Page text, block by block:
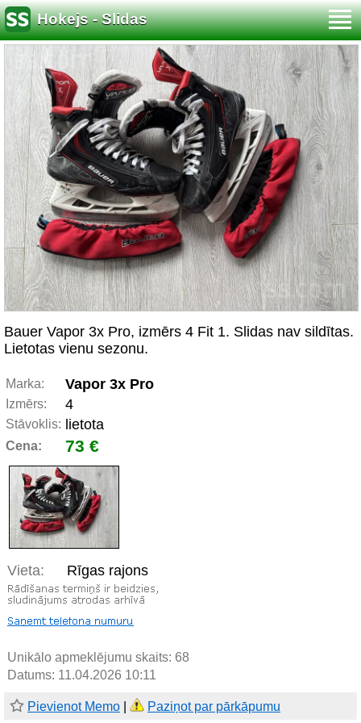
Hokejs - Slidas
Bauer Vapor 3x Pro, izmērs 4 Fit 1. Slidas nav sildītas.
Lietotas vienu sezonu.
Marka: Vapor 3x Pro
Izmērs: 4
Stāvoklis: lietota
Cena: 73 €
Vieta: Rīgas rajons
Unikālo apmeklējumu skaits: 68
Datums: 11.04.2026 10:11
Pievienot Memo Paziņot par pārkāpumu